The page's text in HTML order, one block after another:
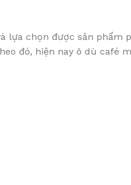
lựa chọn được sản phẩm
đó, hiện nay ô dù café